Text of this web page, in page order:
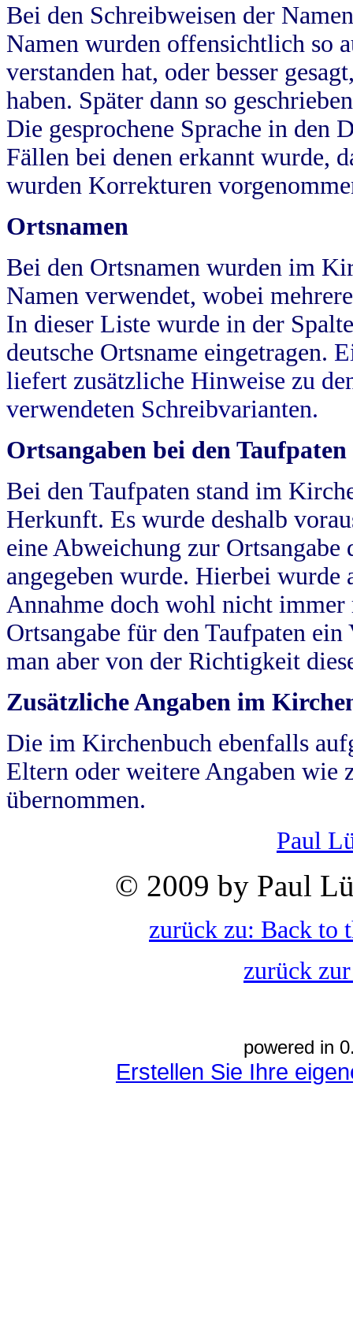
Bei den Schreibweisen der
Namen wurden offensichtlich so
verstanden hat, oder besser
haben. Später dann so
Die gesprochene Sprache in
Fällen bei denen erkannt wurde,
wurden Korrekturen
Ortsnamen
Bei den Ortsnamen wurden im
Namen verwendet, wobei
In dieser Liste wurde in der
deutsche Ortsname eingetragen.
liefert zusätzliche Hinweise zu
verwendeten Schreibvarianten.
Ortsangaben bei den Taufpaten
Bei den Taufpaten stand im
Herkunft. Es wurde deshalb
eine Abweichung zur
angegeben wurde. Hierbei wurde
Annahme doch wohl nicht
Ortsangabe für den Taufpaten
man aber von der Richtigkeit
Zusätzliche Angaben im
Die im Kirchenbuch ebenfalls
Eltern oder weitere Angaben wie
übernommen.
Paul
© 2009 by Paul
zurück zu: Back to
zurück
powered in
Erstellen Sie Ihre